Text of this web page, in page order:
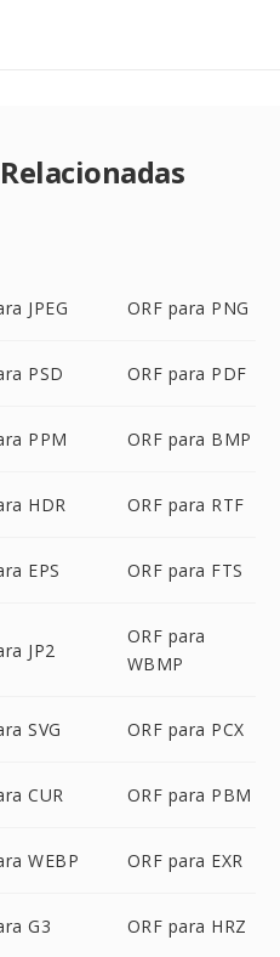
JPEG ORF para PNG
PSD ORF para PDF
PPM ORF para BMP
HDR ORF para RTF
EPS ORF para FTS
JP2
ORF para
WBMP
SVG ORF para PCX
CUR ORF para PBM
WEBP ORF para EXR
G3 ORF para HRZ